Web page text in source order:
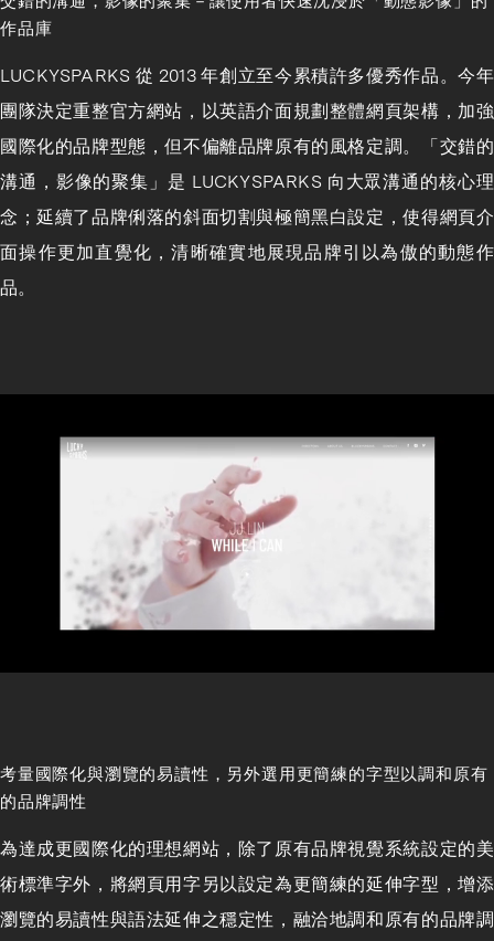
作品庫
LUCKYSPARKS 從 2013 年創立至今累積許多優秀作品。今年
團隊決定重整官方網站，以英語介面規劃整體網頁架構，加強
國際化的品牌型態，但不偏離品牌原有的風格定調。「交錯的
溝通，影像的聚集」是 LUCKYSPARKS 向大眾溝通的核心理
念；延續了品牌俐落的斜面切割與極簡黑白設定，使得網頁介
面操作更加直覺化，清晰確實地展現品牌引以為傲的動態作
品。
考量國際化與瀏覽的易讀性，另外選用更簡練的字型以調和原有
的品牌調性
為達成更國際化的理想網站，除了原有品牌視覺系統設定的美
術標準字外，將網頁用字另以設定為更簡練的延伸字型，增添
瀏覽的易讀性與語法延伸之穩定性，融洽地調和原有的品牌調